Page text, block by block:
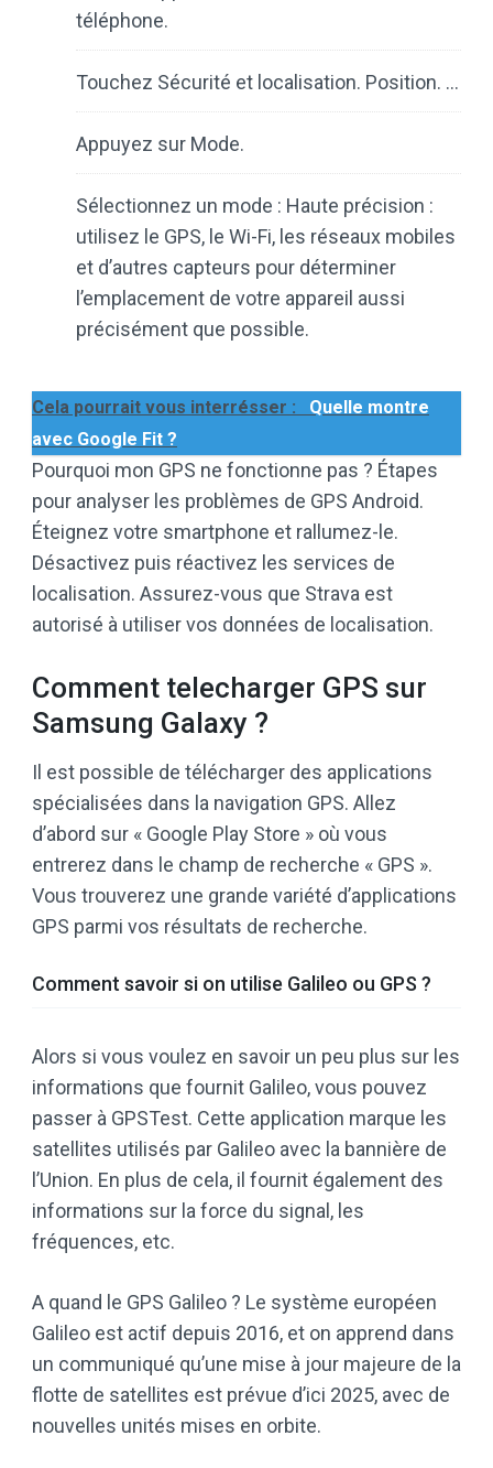
téléphone.
Touchez Sécurité et localisation. Position. …
Appuyez sur Mode.
Sélectionnez un mode : Haute précision :
utilisez le GPS, le Wi-Fi, les réseaux mobiles
et d’autres capteurs pour déterminer
l’emplacement de votre appareil aussi
précisément que possible.
Cela pourrait vous interrésser :
Quelle montre
avec Google Fit ?
Pourquoi mon GPS ne fonctionne pas ? Étapes
pour analyser les problèmes de GPS Android.
Éteignez votre smartphone et rallumez-le.
Désactivez puis réactivez les services de
localisation. Assurez-vous que Strava est
autorisé à utiliser vos données de localisation.
Comment telecharger GPS sur
Samsung Galaxy ?
Il est possible de télécharger des applications
spécialisées dans la navigation GPS. Allez
d’abord sur « Google Play Store » où vous
entrerez dans le champ de recherche « GPS ».
Vous trouverez une grande variété d’applications
GPS parmi vos résultats de recherche.
Comment savoir si on utilise Galileo ou GPS ?
Alors si vous voulez en savoir un peu plus sur les
informations que fournit Galileo, vous pouvez
passer à GPSTest. Cette application marque les
satellites utilisés par Galileo avec la bannière de
l’Union. En plus de cela, il fournit également des
informations sur la force du signal, les
fréquences, etc.
A quand le GPS Galileo ? Le système européen
Galileo est actif depuis 2016, et on apprend dans
un communiqué qu’une mise à jour majeure de la
flotte de satellites est prévue d’ici 2025, avec de
nouvelles unités mises en orbite.